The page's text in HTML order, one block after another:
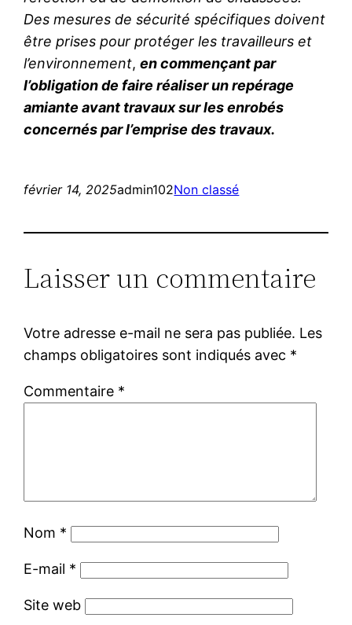
Des mesures de sécurité spécifiques doivent
être prises pour protéger les travailleurs et
l’environnement,en commençant par
l’obligation de faire réaliser un repérage
amiante avant travaux sur les enrobés
concernés par l’emprise des travaux.
février 14, 2025admin102Non classé
Laisser un commentaire
Votre adresse e-mail ne sera pas publiée. Les
champs obligatoires sont indiqués avec *
Commentaire *
Nom *
E-mail *
Site web